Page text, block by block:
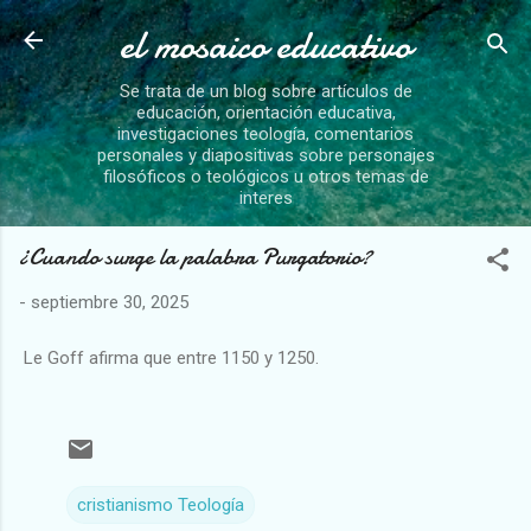
Ir al contenido principal
el mosaico educativo
Se trata de un blog sobre artículos de
educación, orientación educativa,
investigaciones teología, comentarios
personales y diapositivas sobre personajes
filosóficos o teológicos u otros temas de
interes
¿Cuando surge la palabra Purgatorio?
- septiembre 30, 2025
Le Goff afirma que entre 1150 y 1250.
cristianismo Teología